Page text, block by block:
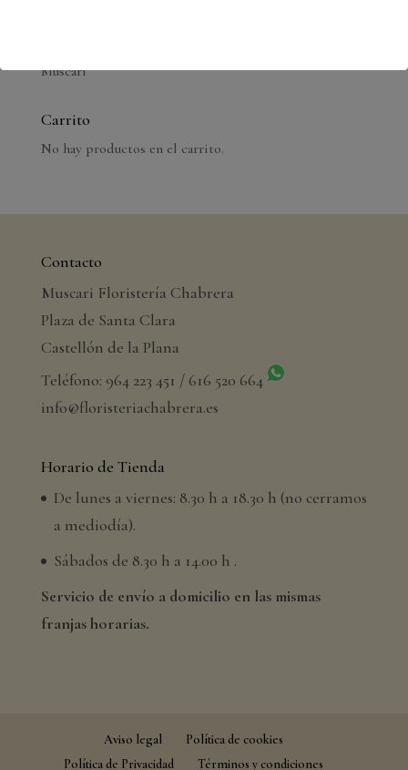
Muscari
Carrito
No hay productos en el carrito.
Contacto
Muscari Floristería Chabrera
Plaza de Santa Clara
Castellón de la Plana
Teléfono: 964 223 451 / 616 520 664
info@floristeriachabrera.es
Horario de Tienda
De lunes a viernes: 8.30 h a 18.30 h (no cerramos
a mediodía).
Sábados de 8.30 h a 14.00 h .
Servicio de envío a domicilio en las mismas
franjas horarias.
Aviso legal
Política de cookies
Política de Privacidad
Términos y condiciones